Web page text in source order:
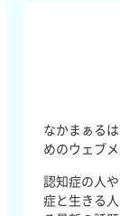
なかまぁる
めのウェブメ
認知症の人
症と生きる